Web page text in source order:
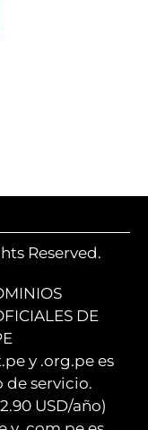
Reserved.
DE
y .org.pe es
de servicio.
USD/año)